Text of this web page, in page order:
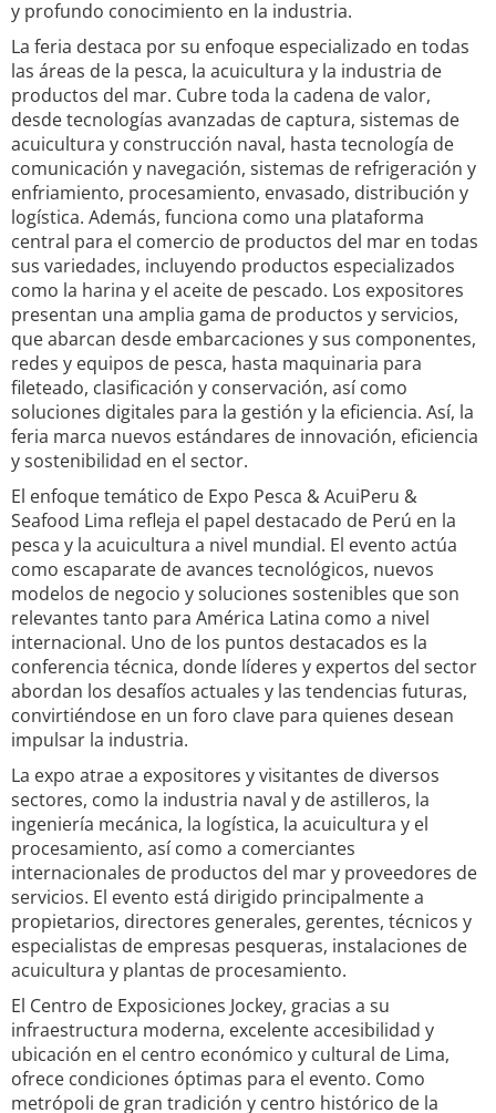
y profundo conocimiento en la industria.
La feria destaca por su enfoque especializado en todas
las áreas de la pesca, la acuicultura y la industria de
productos del mar. Cubre toda la cadena de valor,
desde tecnologías avanzadas de captura, sistemas de
acuicultura y construcción naval, hasta tecnología de
comunicación y navegación, sistemas de refrigeración y
enfriamiento, procesamiento, envasado, distribución y
logística. Además, funciona como una plataforma
central para el comercio de productos del mar en todas
sus variedades, incluyendo productos especializados
como la harina y el aceite de pescado. Los expositores
presentan una amplia gama de productos y servicios,
que abarcan desde embarcaciones y sus componentes,
redes y equipos de pesca, hasta maquinaria para
fileteado, clasificación y conservación, así como
soluciones digitales para la gestión y la eficiencia. Así, la
feria marca nuevos estándares de innovación, eficiencia
y sostenibilidad en el sector.
El enfoque temático de Expo Pesca & AcuiPeru &
Seafood Lima refleja el papel destacado de Perú en la
pesca y la acuicultura a nivel mundial. El evento actúa
como escaparate de avances tecnológicos, nuevos
modelos de negocio y soluciones sostenibles que son
relevantes tanto para América Latina como a nivel
internacional. Uno de los puntos destacados es la
conferencia técnica, donde líderes y expertos del sector
abordan los desafíos actuales y las tendencias futuras,
convirtiéndose en un foro clave para quienes desean
impulsar la industria.
La expo atrae a expositores y visitantes de diversos
sectores, como la industria naval y de astilleros, la
ingeniería mecánica, la logística, la acuicultura y el
procesamiento, así como a comerciantes
internacionales de productos del mar y proveedores de
servicios. El evento está dirigido principalmente a
propietarios, directores generales, gerentes, técnicos y
especialistas de empresas pesqueras, instalaciones de
acuicultura y plantas de procesamiento.
El Centro de Exposiciones Jockey, gracias a su
infraestructura moderna, excelente accesibilidad y
ubicación en el centro económico y cultural de Lima,
ofrece condiciones óptimas para el evento. Como
metrópoli de gran tradición y centro histórico de la